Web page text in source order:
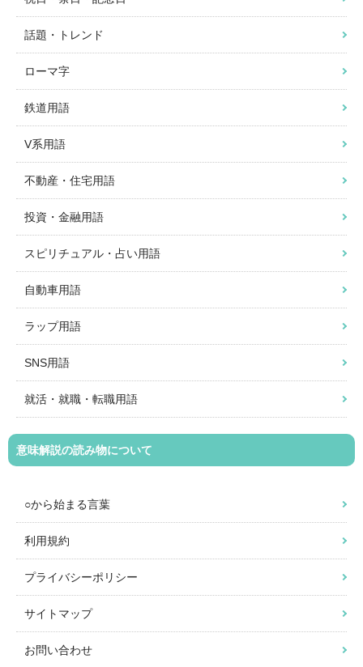
話題・トレンド
ローマ字
鉄道用語
V系用語
不動産・住宅用語
投資・金融用語
スピリチュアル・占い用語
自動車用語
ラップ用語
SNS用語
就活・就職・転職用語
意味解説の読み物について
○から始まる言葉
利用規約
プライバシーポリシー
サイトマップ
お問い合わせ